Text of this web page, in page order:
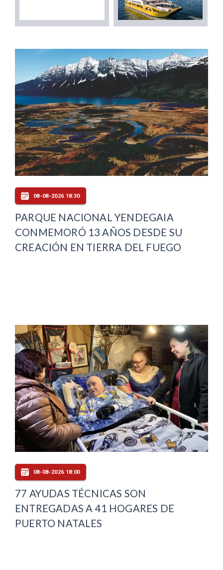
08-08-2026 18:30
PARQUE NACIONAL YENDEGAIA
CONMEMORÓ 13 AÑOS DESDE SU
CREACIÓN EN TIERRA DEL FUEGO
08-08-2026 18:00
77 AYUDAS TÉCNICAS SON
ENTREGADAS A 41 HOGARES DE
PUERTO NATALES